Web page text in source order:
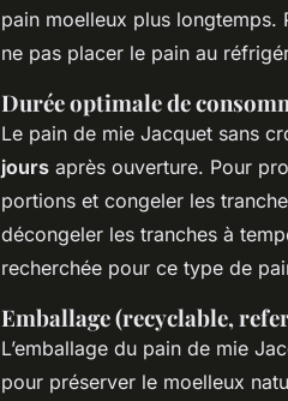
pain moelleux plus
ne pas placer le pain au
Durée optimale de
Le pain de mie Jacquet sans
jours après ouverture. Pour
portions et congeler les
décongeler les tranches à
recherchée pour ce type de
Emballage (recyclable,
L’emballage du pain de mie
pour préserver le moelleux